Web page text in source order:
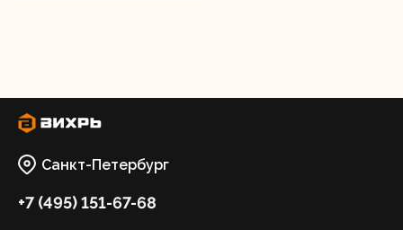
Санкт-Петербург
+7 (495) 151-67-68